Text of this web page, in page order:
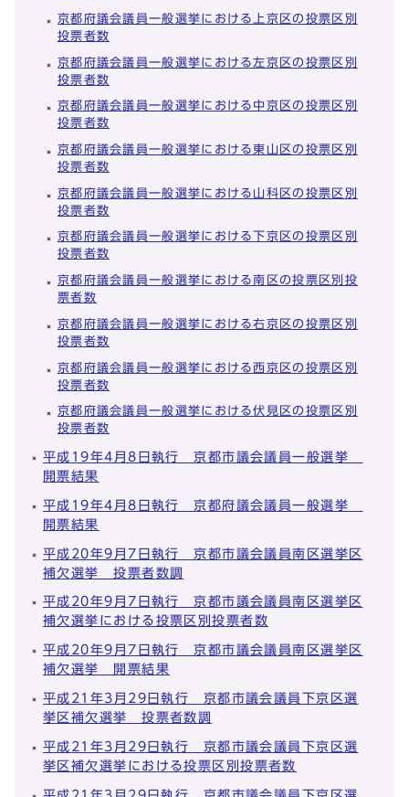
京都府議会議員一般選挙における上京区の投票区別
投票者数
京都府議会議員一般選挙における左京区の投票区別
投票者数
京都府議会議員一般選挙における中京区の投票区別
投票者数
京都府議会議員一般選挙における東山区の投票区別
投票者数
京都府議会議員一般選挙における山科区の投票区別
投票者数
京都府議会議員一般選挙における下京区の投票区別
投票者数
京都府議会議員一般選挙における南区の投票区別投
票者数
京都府議会議員一般選挙における右京区の投票区別
投票者数
京都府議会議員一般選挙における西京区の投票区別
投票者数
京都府議会議員一般選挙における伏見区の投票区別
投票者数
平成19年4月8日執行 京都市議会議員一般選挙
開票結果
平成19年4月8日執行 京都府議会議員一般選挙
開票結果
平成20年9月7日執行 京都市議会議員南区選挙区
補欠選挙 投票者数調
平成20年9月7日執行 京都市議会議員南区選挙区
補欠選挙における投票区別投票者数
平成20年9月7日執行 京都市議会議員南区選挙区
補欠選挙 開票結果
平成21年3月29日執行 京都市議会議員下京区選
挙区補欠選挙 投票者数調
平成21年3月29日執行 京都市議会議員下京区選
挙区補欠選挙における投票区別投票者数